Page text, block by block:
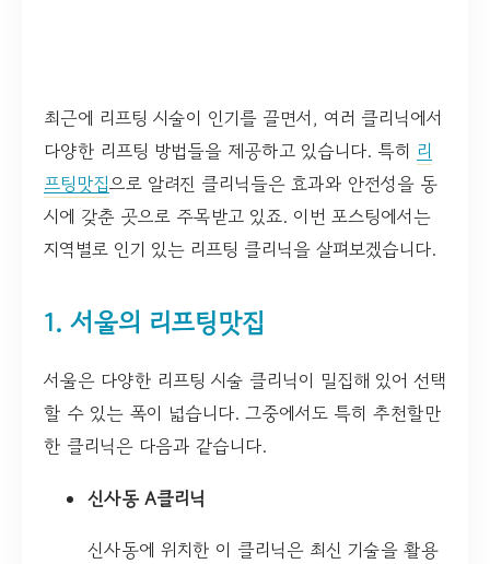
최근에 리프팅 시술이 인기를 끌면서, 여러 클리닉에서
다양한 리프팅 방법들을 제공하고 있습니다. 특히 리
프팅맛집으로 알려진 클리닉들은 효과와 안전성을 동
시에 갖춘 곳으로 주목받고 있죠. 이번 포스팅에서는
지역별로 인기 있는 리프팅 클리닉을 살펴보겠습니다.
1. 서울의 리프팅맛집
서울은 다양한 리프팅 시술 클리닉이 밀집해 있어 선택
할 수 있는 폭이 넓습니다. 그중에서도 특히 추천할만
한 클리닉은 다음과 같습니다.
신사동 A클리닉
신사동에 위치한 이 클리닉은 최신 기술을 활용